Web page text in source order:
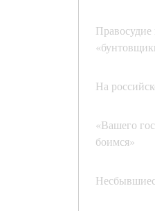
Правосудие
На
«Вашего
боимся»